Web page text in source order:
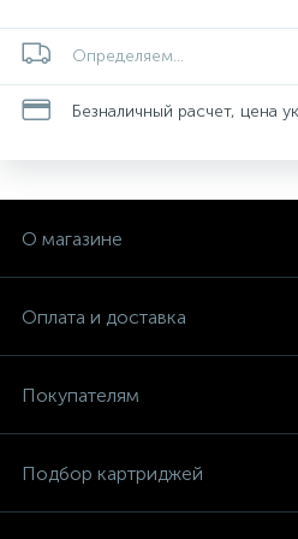
Определяем...
Безналичный расчет, цена
О магазине
Оплата и доставка
Покупателям
Подбор картриджей